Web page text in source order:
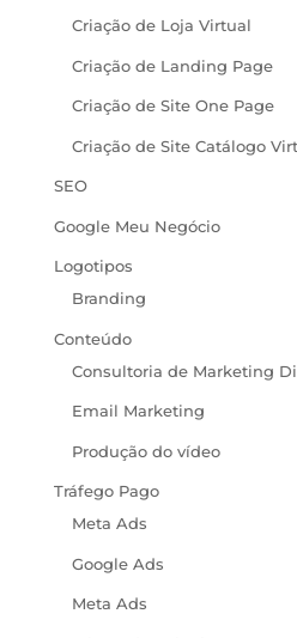
Criação de Loja Virtual
Criação de Landing Page
Criação de Site One Page
Criação de Site Catálogo
SEO
Google Meu Negócio
Logotipos
Branding
Conteúdo
Consultoria de Marketing
Email Marketing
Produção do vídeo
Tráfego Pago
Meta Ads
Google Ads
Meta Ads